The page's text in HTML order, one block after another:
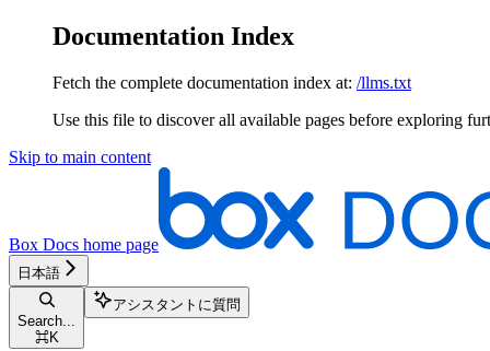
Documentation Index
Fetch the complete documentation index at: /llms.txt
Use this file to discover all available pages before exploring
Skip to main content
Box Docs home page
日本語
Search...
⌘K
アシスタントに質問